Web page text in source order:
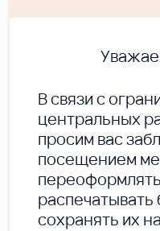
В cвязи с
центральных
просим вас
посещением
распечатывать
сохранять их